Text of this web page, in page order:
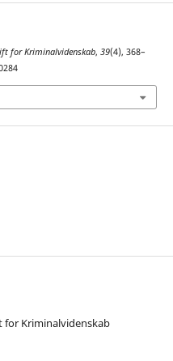
for Kriminalvidenskab, 39(4), 368–
for Kriminalvidenskab